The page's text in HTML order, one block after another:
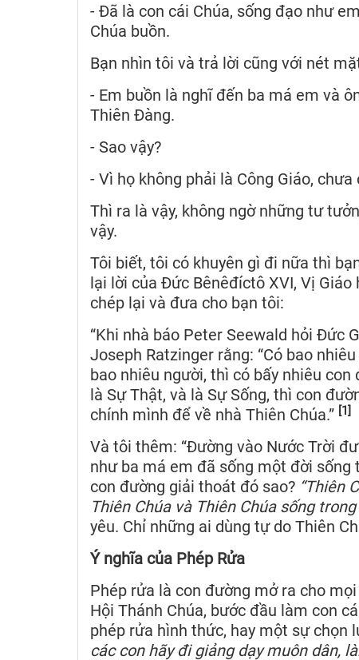
- Đã là con cái Chúa, sống đạo như
Chúa buồn.
Bạn nhìn tôi và trả lời cũng với nét
- Em buồn là nghĩ đến ba má em và
Thiên Đàng.
- Sao vậy?
- Vì họ không phải là Công Giáo,
Thì ra là vậy, không ngờ những tư
vậy.
Tôi biết, tôi có khuyên gì đi nữa thì
lại lời của Đức Bênêđíctô XVI, Vị
chép lại và đưa cho bạn tôi:
“Khi nhà báo Peter Seewald hỏi Đức
Joseph Ratzinger rằng: “Có bao
bao nhiêu người, thì có bấy nhiêu con
là Sự Thật, và là Sự Sống, thì con
chính mình để về nhà Thiên Chúa.” [1]
Và tôi thêm: “Đường vào Nước Trời
như ba má em đã sống một đời
con đường giải thoát đó sao? “Thiên
Thiên Chúa và Thiên Chúa sống trong
yêu. Chỉ những ai dùng tự do Thiên
Ý nghĩa của Phép Rửa
Phép rửa là con đường mở ra cho
Hội Thánh Chúa, bước đầu làm con
phép rửa hình thức, hay một sự chọn
các con hãy đi giảng dạy muôn dân,